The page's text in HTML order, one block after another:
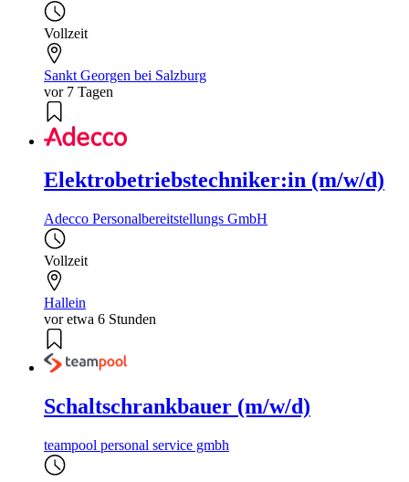
Vollzeit
Sankt Georgen bei Salzburg
vor 7 Tagen
Elektrobetriebstechniker:in (m/w/d)
Adecco Personalbereitstellungs GmbH
Vollzeit
Hallein
vor etwa 6 Stunden
Schaltschrankbauer (m/w/d)
teampool personal service gmbh